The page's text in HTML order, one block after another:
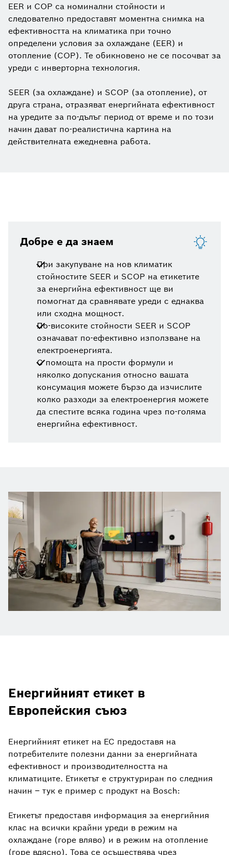
EER и COP са номинални стойности и
следователно предоставят моментна снимка на
ефективността на климатика при точно
определени условия за охлаждане (EER) и
отопление (COP). Те обикновено не се посочват за
уреди с инверторна технология.
SEER (за охлаждане) и SCOP (за отопление), от
друга страна, отразяват енергийната ефективност
на уредите за по-дълъг период от време и по този
начин дават по-реалистична картина на
действителната ежедневна работа.
Добре е да знаем
При закупуване на нов климатик
стойностите SEER и SCOP на етикетите
за енергийна ефективност ще ви
помогнат да сравнявате уреди с еднаква
или сходна мощност.
По-високите стойности SEER и SCOP
означават по-ефективно използване на
електроенергията.
С помощта на прости формули и
няколко допускания относно вашата
консумация можете бързо да изчислите
колко разходи за електроенергия можете
да спестите всяка година чрез по-голяма
енергийна ефективност.
Енергийният етикет в
Европейския съюз
Енергийният етикет на ЕС предоставя на
потребителите полезни данни за енергийната
ефективност и производителността на
климатиците. Етикетът е структуриран по следния
начин – тук е пример с продукт на Bosch:
Етикетът предоставя информация за енергийния
клас на всички крайни уреди в режим на
охлаждане (горе вляво) и в режим на отопление
(горе вдясно). Това се осъществява чрез